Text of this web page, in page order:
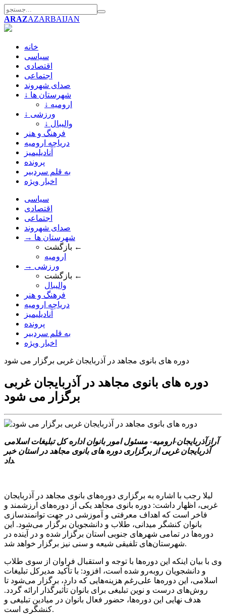
ARAZAZARBAIJAN
خانه
سیاسی
اقتصادی
اجتماعی
صدای شهروند
↓ شهرستان ها
↓ ارومیه
↓ ورزشی
↓ والیبال
فرهنگ و هنر
دریاچه ارومیه
آنادیلیمیز
پرونده
به قلم سردبیر
اخبار ویژه
سیاسی
اقتصادی
اجتماعی
صدای شهروند
→ شهرستان ها
بازگشت ←
ارومیه
→ ورزشی
بازگشت ←
والیبال
فرهنگ و هنر
دریاچه ارومیه
آنادیلیمیز
پرونده
به قلم سردبیر
اخبار ویژه
دوره های بانوی مجاهد در آذربایجان غربی برگزار می شود
دوره های بانوی مجاهد در آذربایجان غربی
برگزار می شود
آرازآذربایجان-ارومیه- مسئول امور بانوان اداره کل تبلیغات اسلامی
آذربایجان غربی از برگزاری دوره های بانوی مجاهد در استان خبر
داد.
لیلا رجب با اشاره به برگزاری دوره‌های بانوی مجاهد در آذربایجان
غربی، اظهار داشت: دوره بانوی مجاهد یکی از دوره‌های ارزشمند و
فاخر است که اهداف معرفتی و آموزشی در جهت توانمندسازی
بانوان کنشگر میدانی، طلاب و دانشجویان برگزار می‌شود. این
دوره‌ها در تمامی شهرهای جنوبی استان برگزار شده و در آینده در
شهرستان‌های تلفیقی شیعه و سنی نیز برگزار خواهد شد.
وی با بیان اینکه این دوره‌ها با توجه و استقبال فراوان از سوی طلاب
و دانشجویان روبه‌رو شده است، افزود: با تأکید مدیرکل تبلیغات
اسلامی، این دوره‌ها علی‌رغم هزینه‌هایی که دارد، برگزار می‌شود تا
روش‌های درست و نوین تبلیغی برای بانوان تأثیرگذار ارائه گردد.
هدف نهایی این دوره‌ها، حضور فعال بانوان در میادین تبلیغی و
کنشگری است.